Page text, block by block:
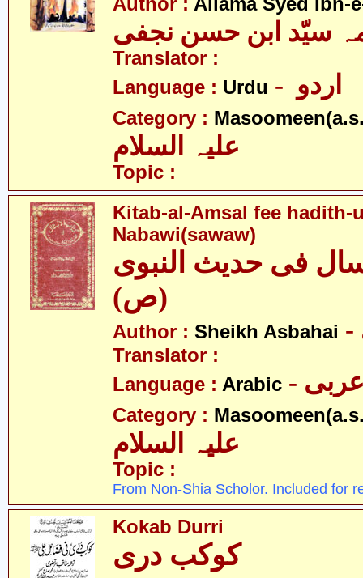
سیّد ابن حسن نجفی
Translator :
Language : Urdu
Category :
Topic :
Kitab-al-Amsal fee hadith-
Nabawi(sawaw)
فی حدیث النبوی
(ص)
Author : Sheikh Asbahai
Translator :
Language : Arabic عربی
Category :
Topic :
From Non-Shia Scholor. Included for
Kokab Durri
کوکب دری